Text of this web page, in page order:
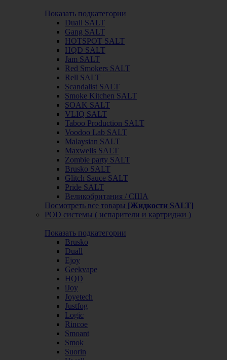
Показать подкатегории
Duall SALT
Gang SALT
HOTSPOT SALT
HQD SALT
Jam SALT
Red Smokers SALT
Rell SALT
Scandalist SALT
Smoke Kitchen SALT
SOAK SALT
VLIQ SALT
Taboo Production SALT
Voodoo Lab SALT
Malaysian SALT
Maxwells SALT
Zombie party SALT
Brusko SALT
Glitch Sauce SALT
Pride SALT
Великобритания / США
Посмотреть все товары [Жидкости SALT]
POD системы ( испарители и картриджи )
Показать подкатегории
Brusko
Duall
Ejoy
Geekvape
HQD
iJoy
Joyetech
Justfog
Logic
Rincoe
Smoant
Smok
Suorin